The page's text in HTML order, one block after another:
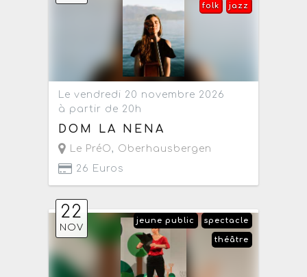
jazz
folk
Le vendredi 20 novembre 2026
à partir de 20h
DOM LA NENA
Le PréO, Oberhausbergen
26 Euros
22
NOV
spectacle
jeune public
théâtre